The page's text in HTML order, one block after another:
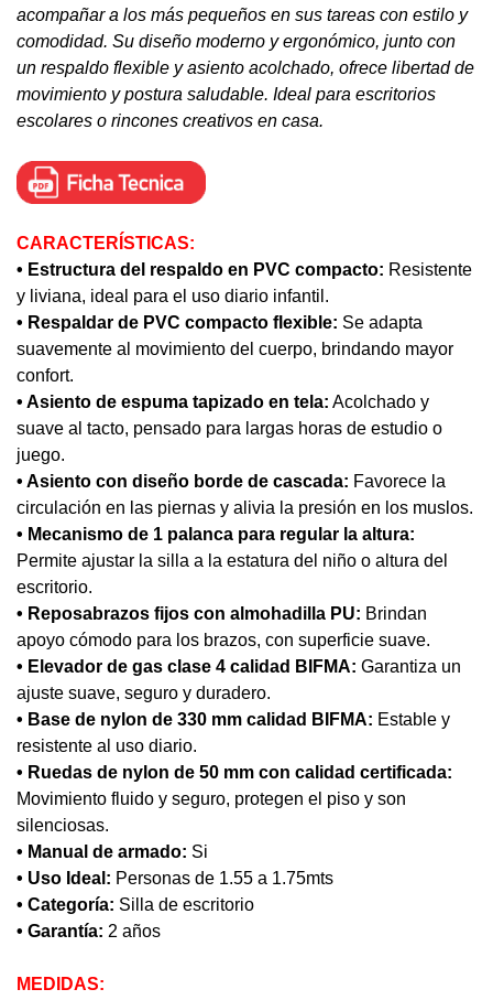
acompañar a los más pequeños en sus tareas con estilo y
comodidad. Su diseño moderno y ergonómico, junto con
un respaldo flexible y asiento acolchado, ofrece libertad de
movimiento y postura saludable. Ideal para escritorios
escolares o rincones creativos en casa.
CARACTERÍSTICAS:
• Estructura del respaldo en PVC compacto: Resistente
y liviana, ideal para el uso diario infantil.
• Respaldar de PVC compacto flexible: Se adapta
suavemente al movimiento del cuerpo, brindando mayor
confort.
• Asiento de espuma tapizado en tela: Acolchado y
suave al tacto, pensado para largas horas de estudio o
juego.
• Asiento con diseño borde de cascada: Favorece la
circulación en las piernas y alivia la presión en los muslos.
• Mecanismo de 1 palanca para regular la altura:
Permite ajustar la silla a la estatura del niño o altura del
escritorio.
• Reposabrazos fijos con almohadilla PU: Brindan
apoyo cómodo para los brazos, con superficie suave.
• Elevador de gas clase 4 calidad BIFMA: Garantiza un
ajuste suave, seguro y duradero.
• Base de nylon de 330 mm calidad BIFMA: Estable y
resistente al uso diario.
• Ruedas de nylon de 50 mm con calidad certificada:
Movimiento fluido y seguro, protegen el piso y son
silenciosas.
• Manual de armado: Si
• Uso Ideal: Personas de 1.55 a 1.75mts
• Categoría: Silla de escritorio
• Garantía: 2 años
MEDIDAS: